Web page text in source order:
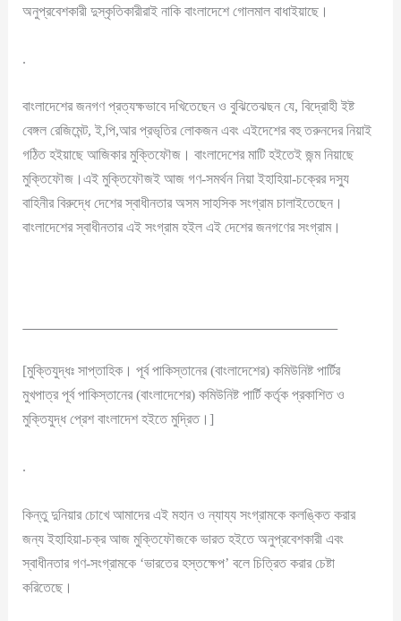
অনুপ্রবেশকারী দুস্কৃতিকারীরাই নাকি বাংলাদেশে গোলমাল বাধাইয়াছে।
.
বাংলাদেশের জনগণ প্রত্যক্ষভাবে দখিতেছেন ও বুঝিতেঝছন যে, বিদ্রোহী ইষ্ট
বেঙ্গল রেজিমেন্ট, ই,পি,আর প্রভৃতির লোকজন এবং এইদেশের বহু তরুনদের নিয়াই
গঠিত হইয়াছে আজিকার ‍মুক্তিফৌজ। বাংলাদেশের মাটি হইতেই জন্ম নিয়াছে
মুক্তিফৌজ।এই ‍মুক্তিফৌজই আজ গণ-সমর্থন নিয়া ইহাহিয়া-চক্রের দস্যু
বাহিনীর বিরুদ্ধে দেশের স্বাধীনতার অসম সাহসিক সংগ্রাম চালাইতেছেন।
বাংলাদেশের স্বাধীনতার এই সংগ্রাম হইল এই দেশের জনগণের সংগ্রাম।
[মুক্তিযুদ্ধঃ সাপ্তাহিক। পূর্ব পাকিস্তানের (বাংলাদেশের) কমিউনিষ্ট পার্টির
মুখপাত্র পূর্ব পাকিস্তানের (বাংলাদেশের) কমিউনিষ্ট পার্টি কর্তৃক প্রকাশিত ও
মুক্তিযুদ্ধ প্রেশ বাংলাদেশ হইতে মুদ্রিত।]
.
কিন্তু দুনিয়ার চোখে আমাদের এই মহান ও ন্যায্য সংগ্রামকে কলঙ্কিত করার
জন্য ইহাহিয়া-চক্র আজ মুক্তিফৌজকে ভারত হইতে অনুপ্রবেশকারী এবং
স্বাধীনতার গণ-সংগ্রামকে ‘ভারতের হস্তক্ষেপ’ বলে চিত্রিত করার চেষ্টা
করিতেছে।